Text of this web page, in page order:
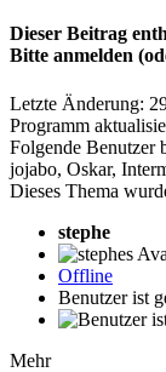
Dieser Beitrag
Bitte anmelden
Letzte Änderung:
Programm
Folgende Benutzer
jojabo, Oskar,
Dieses Thema
stephe
Offline
Benutzer ist
Mehr